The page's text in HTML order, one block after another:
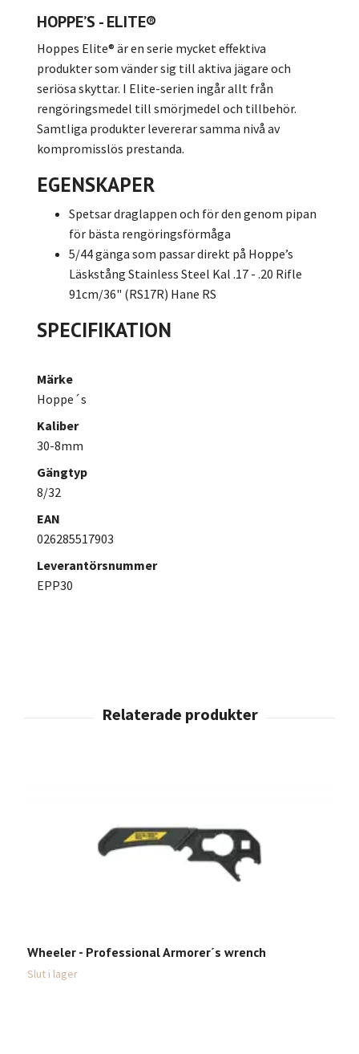
HOPPE’S - ELITE®
Hoppes Elite® är en serie mycket effektiva
produkter som vänder sig till aktiva jägare och
seriösa skyttar. I Elite-serien ingår allt från
rengöringsmedel till smörjmedel och tillbehör.
Samtliga produkter levererar samma nivå av
kompromisslös prestanda.
EGENSKAPER
Spetsar draglappen och för den genom pipan
för bästa rengöringsförmåga
5/44 gänga som passar direkt på Hoppe’s
Läskstång Stainless Steel Kal .17 - .20 Rifle
91cm/36" (RS17R) Hane RS
SPECIFIKATION
Märke
Hoppe´s
Kaliber
30-8mm
Gängtyp
8/32
EAN
026285517903
Leverantörsnummer
EPP30
Wheeler - Professional Armorer´s wrench
Slut i lager